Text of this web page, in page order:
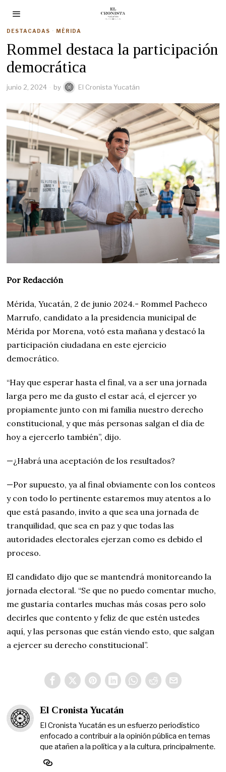
DESTACADAS · MÉRIDA
Rommel destaca la participación
democrática
junio 2, 2024 by El Cronista Yucatán
Por Redacción
Mérida, Yucatán, 2 de junio 2024.- Rommel Pacheco
Marrufo, candidato a la presidencia municipal de
Mérida por Morena, votó esta mañana y destacó la
participación ciudadana en este ejercicio
democrático.
“Hay que esperar hasta el final, va a ser una jornada
larga pero me da gusto el estar acá, el ejercer yo
propiamente junto con mi familia nuestro derecho
constitucional, y que más personas salgan el día de
hoy a ejercerlo también”, dijo.
—¿Habrá una aceptación de los resultados?
—Por supuesto, ya al final obviamente con los conteos
y con todo lo pertinente estaremos muy atentos a lo
que está pasando, invito a que sea una jornada de
tranquilidad, que sea en paz y que todas las
autoridades electorales ejerzan como es debido el
proceso.
El candidato dijo que se mantendrá monitoreando la
jornada electoral. “Se que no puedo comentar mucho,
me gustaría contarles muchas más cosas pero solo
decirles que contento y feliz de que estén ustedes
aquí, y las personas que están viendo esto, que salgan
a ejercer su derecho constitucional”.
El Cronista Yucatán
El Cronista Yucatán es un esfuerzo periodístico
enfocado a contribuir a la opinión pública en temas
que atañen a la política y a la cultura, principalmente.